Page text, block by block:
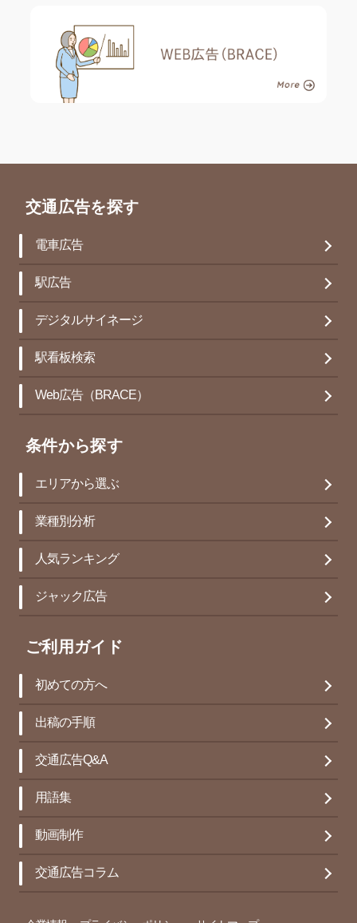
交通広告を探す
電車広告
駅広告
デジタルサイネージ
駅看板検索
Web広告（BRACE）
条件から探す
エリアから選ぶ
業種別分析
人気ランキング
ジャック広告
ご利用ガイド
初めての方へ
出稿の手順
交通広告Q&A
用語集
動画制作
交通広告コラム